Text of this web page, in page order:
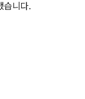
습니다.